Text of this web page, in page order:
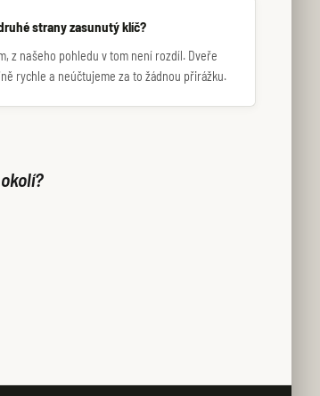
strany zasunutý klíč?
z našeho pohledu v tom není rozdíl. Dveře
rychle a neúčtujeme za to žádnou přirážku.